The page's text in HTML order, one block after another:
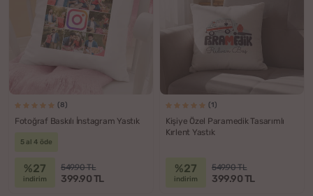
(8)
Fotoğraf Baskılı İnstagram Yastık
5 al 4 öde
%27
indirim
549.90 TL
399.90 TL
(1)
Kişiye Özel Paramedik Tasarımlı
Kırlent Yastık
%27
indirim
549.90 TL
399.90 TL